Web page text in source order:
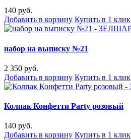
140 руб.
Добавить в корзину Купить в 1 клик
набор на выписку №21
2 350 руб.
Добавить в корзину Купить в 1 клик
Колпак Конфетти Party розовый
140 руб.
Добавить в корзину Купить в 1 клик